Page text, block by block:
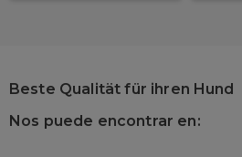
Beste Qualität für ihren Hund
Nos puede encontrar en: